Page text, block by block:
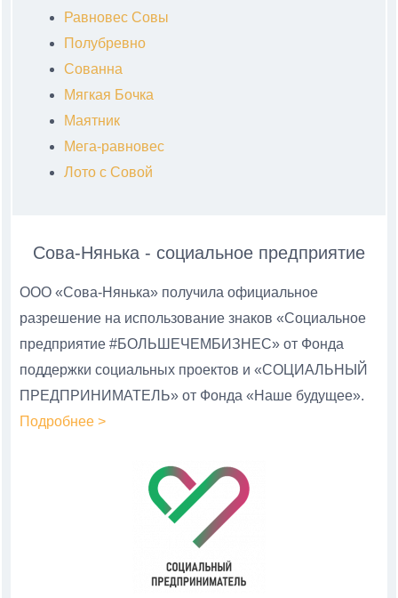
Равновес Совы
Полубревно
Сованна
Мягкая Бочка
Маятник
Мега-равновес
Лото с Совой
Сова-Нянька - социальное предприятие
ООО «Сова-Нянька» получила официальное
разрешение на использование знаков «Социальное
предприятие #БОЛЬШЕЧЕМБИЗНЕС» от Фонда
поддержки социальных проектов и «СОЦИАЛЬНЫЙ
ПРЕДПРИНИМАТЕЛЬ» от Фонда «Наше будущее».
Подробнее >